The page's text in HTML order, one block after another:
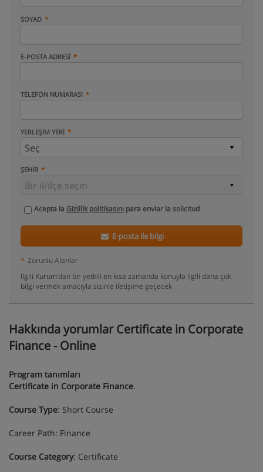
SOYAD
E-POSTA ADRESI
TELEFON NUMARASI
YERLEŞIM YERI
ŞEHIR
Acepta la Gizlilik politikasını para enviar la solicitud
E-posta ile bilgi
* Zorunlu Alanlar
Ilgili Kurum’dan bir yetkili en kısa zamanda konuyla ilgili daha çok
bilgi vermek amacıyla sizinle iletişime geçecek
Hakkında yorumlar Certificate in Corporate
Finance - Online
Program tanımları
Certificate in Corporate Finance.
Course Type: Short Course
Career Path: Finance
Course Category: Certificate